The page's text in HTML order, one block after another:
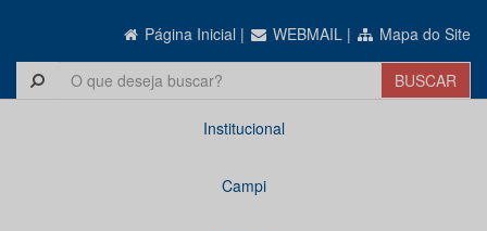
Página Inicial | WEBMAIL | Mapa do Site
Institucional
Campi